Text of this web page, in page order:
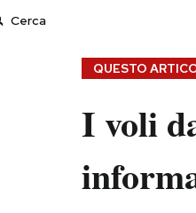
QUESTO
I voli